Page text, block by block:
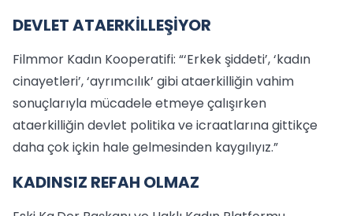
DEVLET ATAERKİLLEŞİYOR
Filmmor Kadın Kooperatifi: “‘Erkek şiddeti’, ‘kadın
cinayetleri’, ‘ayrımcılık’ gibi ataerkilliğin vahim
sonuçlarıyla mücadele etmeye çalışırken
ataerkilliğin devlet politika ve icraatlarına gittikçe
daha çok içkin hale gelmesinden kaygılıyız.”
KADINSIZ REFAH OLMAZ